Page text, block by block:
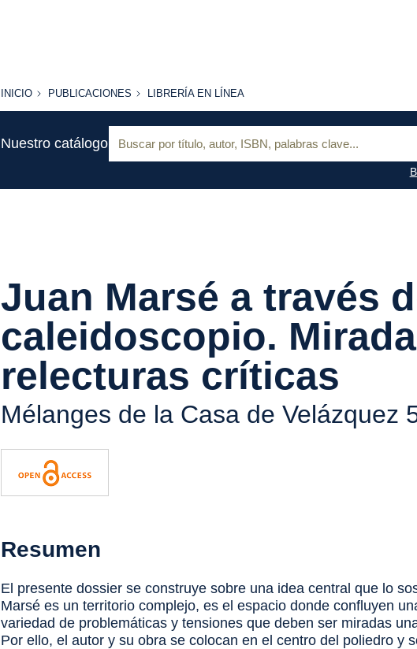
INICIO
INICIO PUBLICACIONES
PUBLICACIONES
LIBRERÍA
LÍNEA
LIBRERÍA EN LÍNEA
Nuestro catálogo
Juan Marsé a través
caleidoscopio.
relecturas críticas
Mélanges de la Casa de Velázquez
Resumen
El presente dossier se construye sobre una idea central que lo
Marsé es un territorio complejo, es el espacio donde confluyen
variedad de problemáticas y tensiones que deben ser miradas
Por ello, el autor y su obra se colocan en el centro del poliedro y